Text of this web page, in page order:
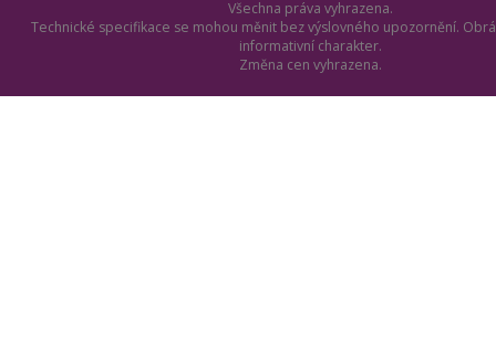
Všechna práva vyhrazena.
Technické specifikace se mohou měnit bez výslovného upozornění.
informativní charakter.
Změna cen vyhrazena.